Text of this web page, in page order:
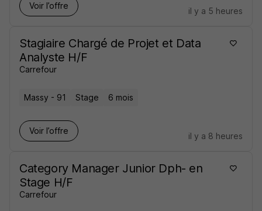
Voir l’offre
il y a 5 heures
Stagiaire Chargé de Projet et Data
Analyste H/F
Carrefour
Massy - 91 Stage 6 mois
Voir l’offre
il y a 8 heures
Category Manager Junior Dph- en
Stage H/F
Carrefour